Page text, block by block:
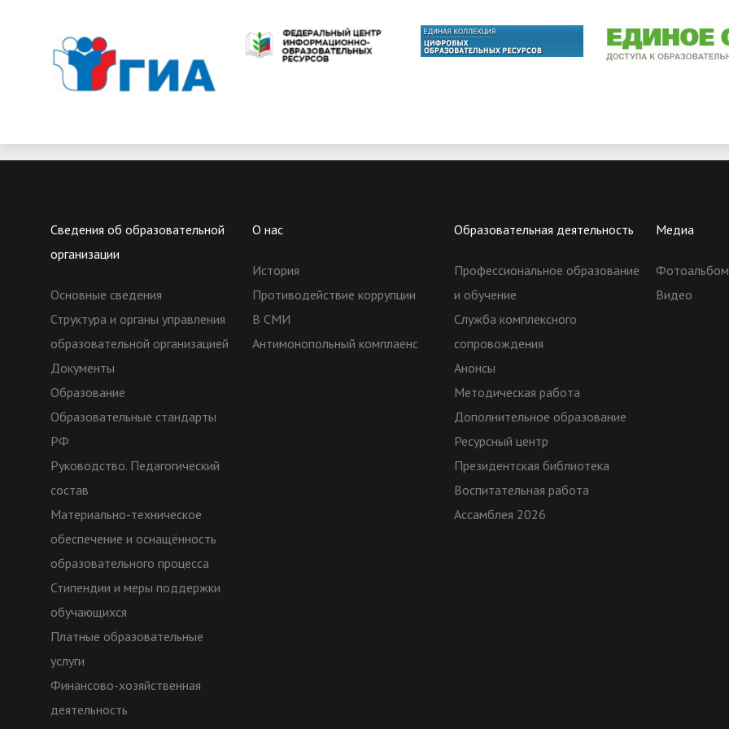
Сведения об образовательной
организации
Основные сведения
Структура и органы управления
образовательной организацией
Документы
Образование
Образовательные стандарты
РФ
Руководство. Педагогический
состав
Материально-техническое
обеспечение и оснащённость
образовательного процесса
Стипендии и меры поддержки
обучающихся
Платные образовательные
услуги
Финансово-хозяйственная
деятельность
О нас
История
Противодействие коррупции
В СМИ
Антимонопольный комплаенс
Образовательная деятельность
Профессиональное образование
и обучение
Служба комплексного
сопровождения
Анонсы
Методическая работа
Дополнительное образование
Ресурсный центр
Президентская библиотека
Воспитательная работа
Ассамблея 2026
Медиа
Видео